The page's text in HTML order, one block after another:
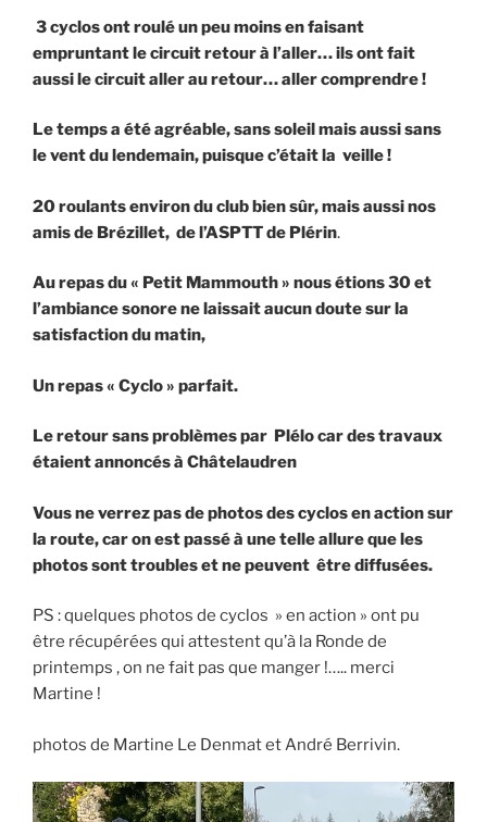
3 cyclos ont roulé un peu moins en faisant
empruntant le circuit retour à l’aller… ils ont fait
aussi le circuit aller au retour… aller comprendre !
Le temps a été agréable, sans soleil mais aussi sans
le vent du lendemain, puisque c’était la veille !
20 roulants environ du club bien sûr, mais aussi nos
amis de Brézillet, de l’ASPTT de Plérin.
Au repas du « Petit Mammouth » nous étions 30 et
l’ambiance sonore ne laissait aucun doute sur la
satisfaction du matin,
Un repas « Cyclo » parfait.
Le retour sans problèmes par Plélo car des travaux
étaient annoncés à Châtelaudren
Vous ne verrez pas de photos des cyclos en action sur
la route, car on est passé à une telle allure que les
photos sont troubles et ne peuvent être diffusées.
PS : quelques photos de cyclos » en action » ont pu
être récupérées qui attestent qu’à la Ronde de
printemps , on ne fait pas que manger !….. merci
Martine !
photos de Martine Le Denmat et André Berrivin.